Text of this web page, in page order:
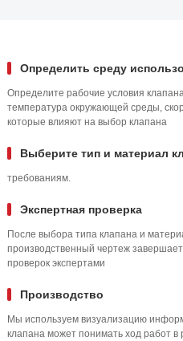
Определить среду
Определите рабочие условия
температура окружающей среды,
которые влияют на выбор клапана
Выберите тип и материал
требованиям.
Экспертная проверка
После выбора типа клапана и
производственный чертеж
проверок экспертами
Производство
Мы используем визуализацию
клапана может понимать ход работ